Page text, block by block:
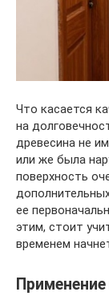
Что касается
на
древесина не
или же была
поверхность
ее
этим, стоит
временем